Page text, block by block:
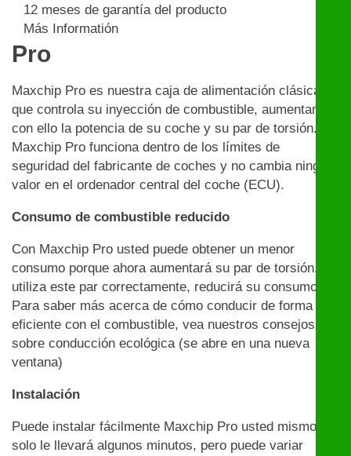
12 meses de garantía del producto
Más Informatión
Pro
Maxchip Pro es nuestra caja de alimentación clásica
que controla su inyección de combustible, aumentando
con ello la potencia de su coche y su par de torsión.
Maxchip Pro funciona dentro de los límites de
seguridad del fabricante de coches y no cambia ningún
valor en el ordenador central del coche (ECU).
Consumo de combustible reducido
Con Maxchip Pro usted puede obtener un menor
consumo porque ahora aumentará su par de torsión. Si
utiliza este par correctamente, reducirá su consumo.
Para saber más acerca de cómo conducir de forma
eficiente con el combustible, vea nuestros consejos
sobre conducción ecológica (se abre en una nueva
ventana)
Instalación
Puede instalar fácilmente Maxchip Pro usted mismo:
solo le llevará algunos minutos, pero puede variar